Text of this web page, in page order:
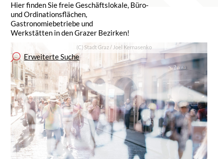
Hier finden Sie freie Geschäftslokale, Büro-
und Ordinationsflächen,
Gastronomiebetriebe und
Werkstätten in den Grazer Bezirken!
Erweiterte Suche
(C) Stadt Graz / Joel Kernasenko